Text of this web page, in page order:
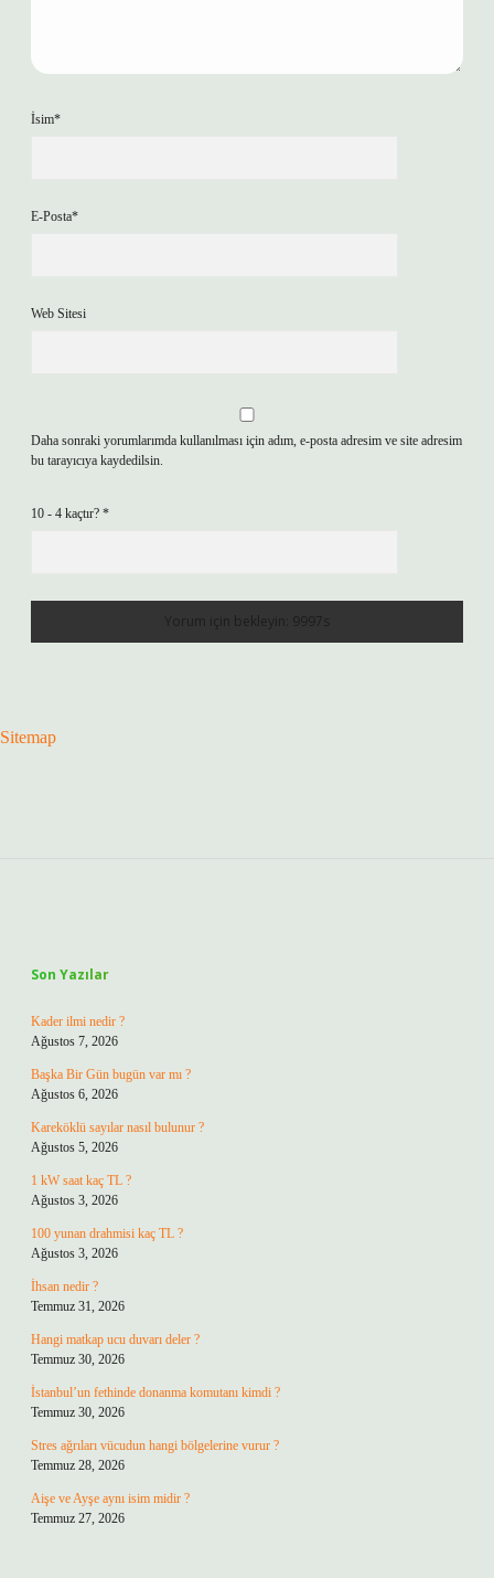
İsim*
E-Posta*
Web Sitesi
Daha sonraki yorumlarımda kullanılması için adım, e-posta adresim ve site adresim
bu tarayıcıya kaydedilsin.
10 - 4 kaçtır? *
Sitemap
Son Yazılar
Kader ilmi nedir ?
Ağustos 7, 2026
Başka Bir Gün bugün var mı ?
Ağustos 6, 2026
Kareköklü sayılar nasıl bulunur ?
Ağustos 5, 2026
1 kW saat kaç TL ?
Ağustos 3, 2026
100 yunan drahmisi kaç TL ?
Ağustos 3, 2026
İhsan nedir ?
Temmuz 31, 2026
Hangi matkap ucu duvarı deler ?
Temmuz 30, 2026
İstanbul’un fethinde donanma komutanı kimdi ?
Temmuz 30, 2026
Stres ağrıları vücudun hangi bölgelerine vurur ?
Temmuz 28, 2026
Aişe ve Ayşe aynı isim midir ?
Temmuz 27, 2026